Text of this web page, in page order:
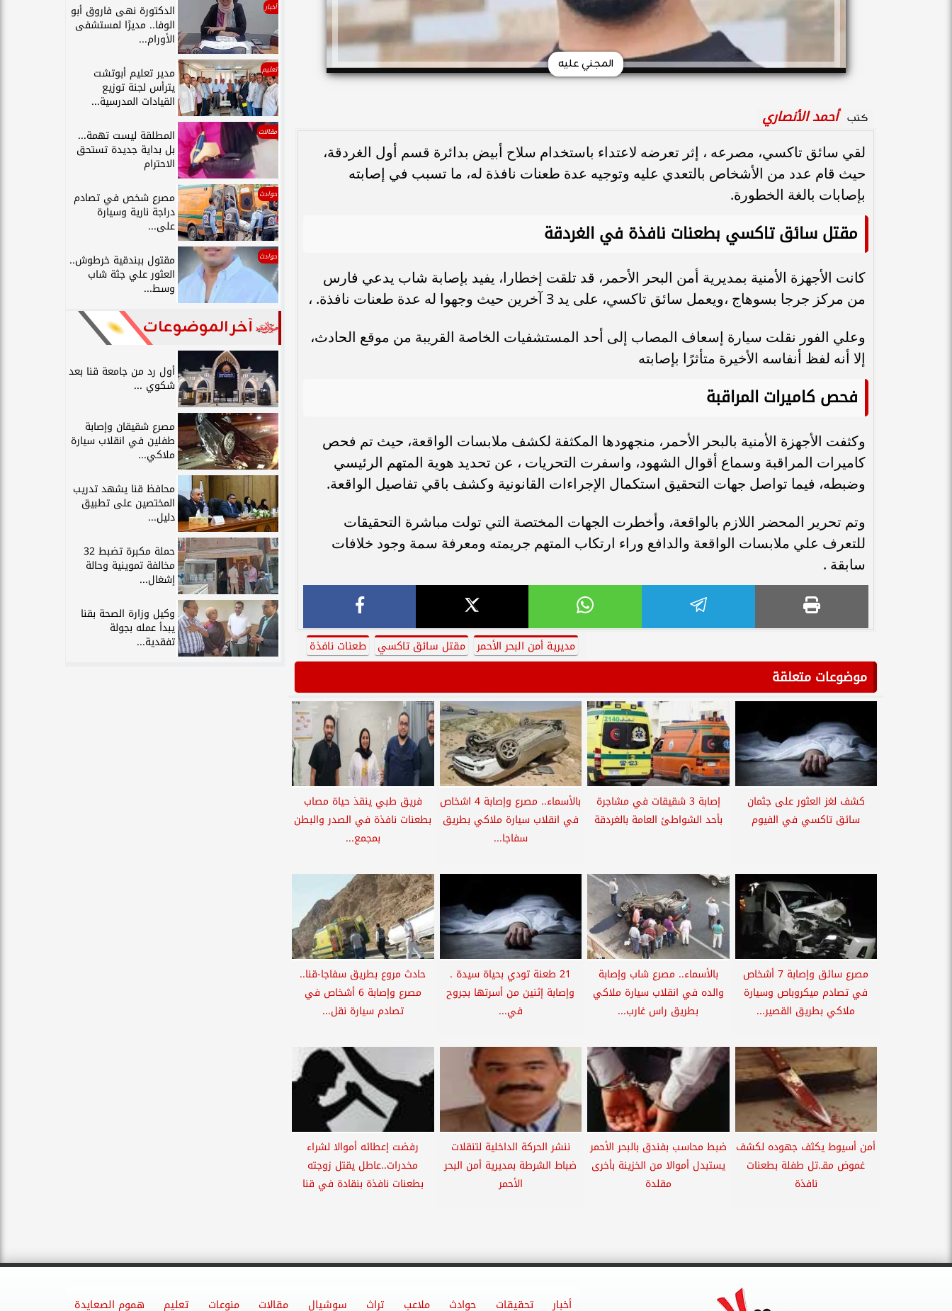
المجني عليه
كتب أحمد الأنصاري
لقي سائق تاكسي، مصرعه ، إثر تعرضه لاعتداء باستخدام سلاح أبيض بدائرة قسم أول الغردقة،
حيث قام عدد من الأشخاص بالتعدي عليه وتوجيه عدة طعنات نافذة له، ما تسبب في إصابته
بإصابات بالغة الخطورة.
مقتل سائق تاكسي بطعنات نافذة في الغردقة
كانت الأجهزة الأمنية بمديرية أمن البحر الأحمر، قد تلقت إخطارا، يفيد بإصابة شاب يدعي فارس
من مركز جرجا بسوهاج ،ويعمل سائق تاكسي، على يد 3 آخرين حيث وجهوا له عدة طعنات نافذة. ،
وعلي الفور نقلت سيارة إسعاف المصاب إلى أحد المستشفيات الخاصة القريبة من موقع الحادث،
إلا أنه لفظ أنفاسه الأخيرة متأثرًا بإصابته
فحص كاميرات المراقبة
وكثفت الأجهزة الأمنية بالبحر الأحمر، منجهودها المكثفة لكشف ملابسات الواقعة، حيث تم فحص
كاميرات المراقبة وسماع أقوال الشهود، واسفرت التحريات ، عن تحديد هوية المتهم الرئيسي
وضبطه، فيما تواصل جهات التحقيق استكمال الإجراءات القانونية وكشف باقي تفاصيل الواقعة.
وتم تحرير المحضر اللازم بالواقعة، وأخطرت الجهات المختصة التي تولت مباشرة التحقيقات
للتعرف علي ملابسات الواقعة والدافع وراء ارتكاب المتهم جريمته ومعرفة سمة وجود خلافات
سابقة .
مديرية أمن البحر الأحمر مقتل سائق تاكسي طعنات نافذة
موضوعات متعلقة
كشف لغز العثور على جثمان
سائق تاكسي في الفيوم
إصابة 3 شقيقات في مشاجرة
بأحد الشواطئ العامة بالغردقة
بالأسماء.. مصرع وإصابة 4 اشخاص
في انقلاب سيارة ملاكي بطريق
سفاجا...
فريق طبي ينقذ حياة مصاب
بطعنات نافذة في الصدر والبطن
بمجمع...
مصرع سائق وإصابة 7 أشخاص
في تصادم ميكروباص وسيارة
ملاكي بطريق القصير...
بالأسماء.. مصرع شاب وإصابة
والده في انقلاب سيارة ملاكي
بطريق راس غارب...
21 طعنة تودي بحياة سيدة .
وإصابة إثنين من أسرتها بجروح
في...
حادث مروع بطريق سفاجا-قنا..
مصرع وإصابة 6 أشخاص في
تصادم سيارة نقل...
أمن أسيوط يكثف جهوده لكشف
غموض مقـ.تل طفلة بطعنات
نافذة
ضبط محاسب بفندق بالبحر الأحمر
يستبدل أموالا من الخزينة بأخرى
مقلدة
ننشر الحركة الداخلية لتنقلات
ضباط الشرطة بمديرية أمن البحر
الأحمر
رفضت إعطائه أموالا لشراء
مخدرات..عاطل يقتل زوجته
بطعنات نافذة بنقادة في قنا
أخبار الدكتورة نهى فاروق أبو
الوفا.. مديرًا لمستشفى
الأورام...
تعليم مدير تعليم أبوتشت
يترأس لجنة توزيع
القيادات المدرسية...
مقالات المطلقة ليست تهمة...
بل بداية جديدة تستحق
الاحترام
حوادث مصرع شخص في تصادم
دراجة نارية وسيارة
على...
حوادث مقتول ببندقية خرطوش..
العثور علي جثة شاب
وسط...
آخر الموضوعات
أول رد من جامعة قنا بعد
شكوي ...
مصرع شقيقان وإصابة
طفلين في انقلاب سيارة
ملاكي...
محافظ قنا يشهد تدريب
المختصين على تطبيق
دليل...
حملة مكبرة تضبط 32
مخالفة تموينية وحالة
إشغال...
وكيل وزارة الصحة بقنا
يبدأ عمله بجولة
تفقدية...
أخبار تحقيقات حوادث ملاعب تراث سوشيال مقالات منوعات تعليم هموم الصعايدة